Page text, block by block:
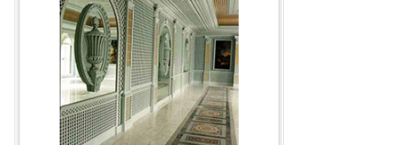
Toutes les photos
Catégories
Lambris